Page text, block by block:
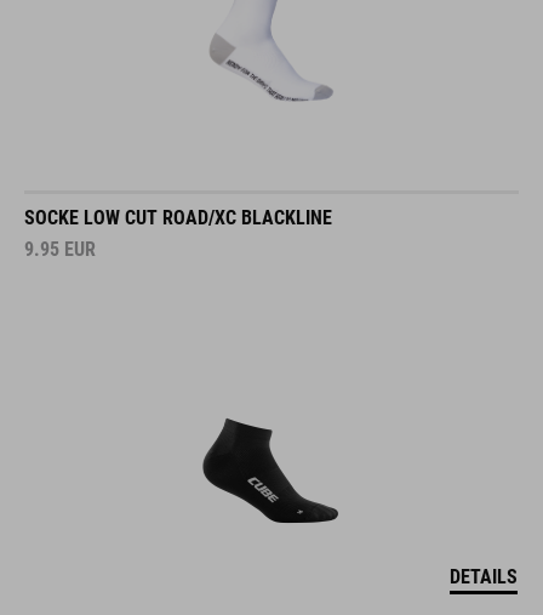
SOCKE LOW CUT ROAD/XC BLACKLINE
9.95 EUR
DETAILS